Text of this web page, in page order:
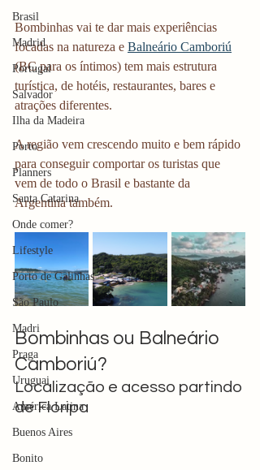
Brasil
Madrid
Portugal
Salvador
Ilha da Madeira
Porto
Planners
Santa Catarina
Onde comer?
Lifestyle
Porto de Galinhas
São Paulo
Madri
Praga
Uruguai
América Latina
Buenos Aires
Bonito
Bombinhas vai te dar mais experiências
focadas na natureza e Balneário Camboriú
(BC para os íntimos) tem mais estrutura
turística, de hotéis, restaurantes, bares e
atrações diferentes.
A região vem crescendo muito e bem rápido
para conseguir comportar os turistas que
vem de todo o Brasil e bastante da
Argentina também.
Bombinhas ou Balneário
Camboriú?
Localização e acesso partindo
de Floripa